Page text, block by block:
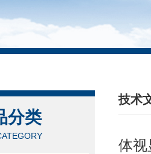
分类
技术
/
体视